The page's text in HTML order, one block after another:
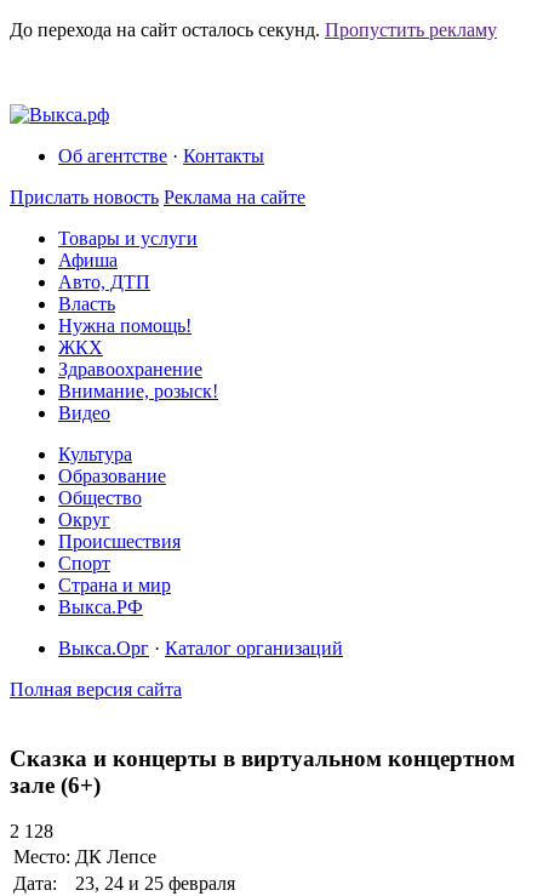
До перехода на сайт осталось секунд. Пропустить рекламу
Об агентстве · Контакты
Прислать новость Реклама на сайте
Товары и услуги
Афиша
Авто, ДТП
Власть
Нужна помощь!
ЖКХ
Здравоохранение
Внимание, розыск!
Видео
Культура
Образование
Общество
Округ
Происшествия
Спорт
Страна и мир
Выкса.РФ
Выкса.Орг · Каталог организаций
Полная версия сайта
Сказка и концерты в виртуальном концертном
зале (6+)
2 128
Место: ДК Лепсе
Дата:
23, 24 и 25 февраля